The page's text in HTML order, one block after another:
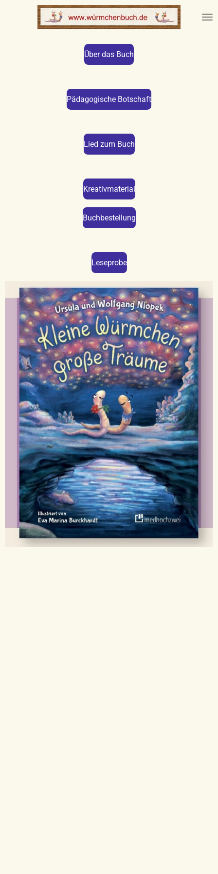
Hauptinhalt
Über das Buch
Pädagogische Botschaft
Lied zum Buch
Kreativmaterial
Buchbestellung
Leseprobe